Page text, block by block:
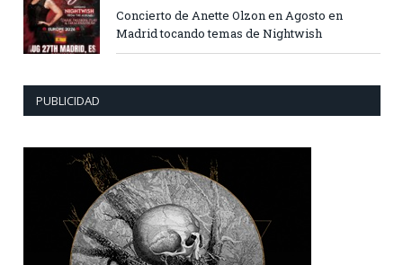
Concierto de Anette Olzon en Agosto en
Madrid tocando temas de Nightwish
PUBLICIDAD